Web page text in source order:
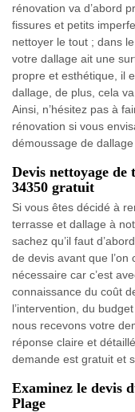
rénovation va d’abord
fissures et petits
nettoyer le tout ; dans
votre dallage ait une
propre et esthétique, il
dallage, de plus, cela
Ainsi, n’hésitez pas à
rénovation si vous
démoussage de
Devis nettoyage de
34350 gratuit
Si vous êtes décidé à
terrasse et dallage à
sachez qu’il faut
de devis avant que
nécessaire car c’est
connaissance du coût
l’intervention, du
nous recevons votre
réponse claire et
demande est gratuit et
Examinez le devis
Plage